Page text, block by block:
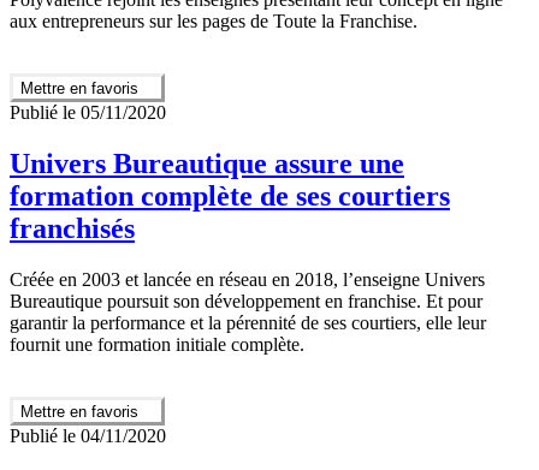
aux entrepreneurs sur les pages de Toute la Franchise.
Mettre en favoris
Publié le 05/11/2020
Univers Bureautique assure une
formation complète de ses courtiers
franchisés
Créée en 2003 et lancée en réseau en 2018, l’enseigne Univers
Bureautique poursuit son développement en franchise. Et pour
garantir la performance et la pérennité de ses courtiers, elle leur
fournit une formation initiale complète.
Mettre en favoris
Publié le 04/11/2020